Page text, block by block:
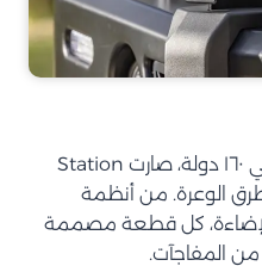
بأكثر من ٦٠ سنة خبرة وانتشار في ١٦٠ دولة، صارت Station
الوعرة. من أنظمة
والإضاءة، كل قطعة مصممة
من المفاجآت.